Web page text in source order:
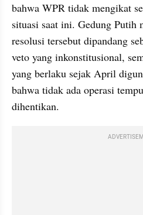
bahwa WPR tidak mengikat
situasi saat ini. Gedung Putih
resolusi tersebut dipandang
veto yang inkonstitusional,
yang berlaku sejak April
bahwa tidak ada operasi
dihentikan.